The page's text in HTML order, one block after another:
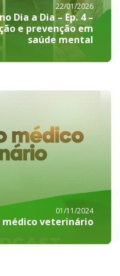
22/01/2026
Dia a Dia – Ep. 4 –
e prevenção em
saúde mental
01/11/2024
veterinário